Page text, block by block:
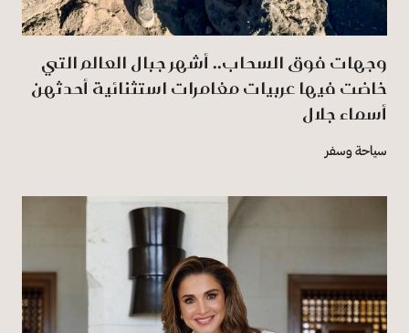
وجهات فوق السحاب.. أشهر جبال العالم التي
خاضت فيها عربيات مغامرات استثنائية أحدثهن
أسماء جلال
سياحة وسفر